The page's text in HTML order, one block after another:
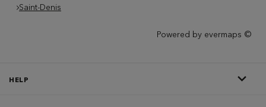
Saint-Denis
Powered by evermaps ©
HELP